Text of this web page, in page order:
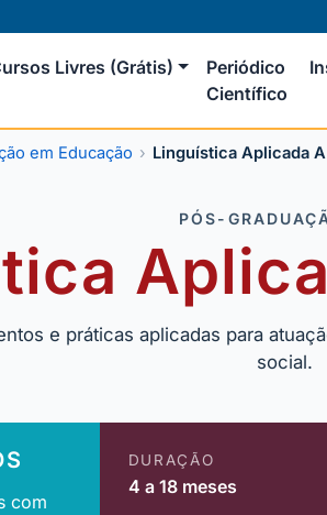
Livres (Grátis)
Periódico
Científico
em Educação Linguística Aplicada
PÓS-
e práticas aplicadas para
social.
com
DURAÇÃO
4 a 18 meses